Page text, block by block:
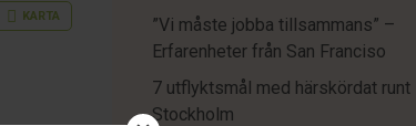
KARTA
”Vi måste jobba tillsammans” –
Erfarenheter från San Franciso
7 utflyktsmål med härskördat runt
Stockholm